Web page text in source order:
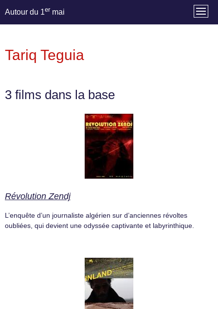
Autour du 1er mai
Tariq Teguia
3 films dans la base
Révolution Zendj
L’enquête d’un journaliste algérien sur d’anciennes révoltes
oubliées, qui devient une odyssée captivante et labyrinthique.